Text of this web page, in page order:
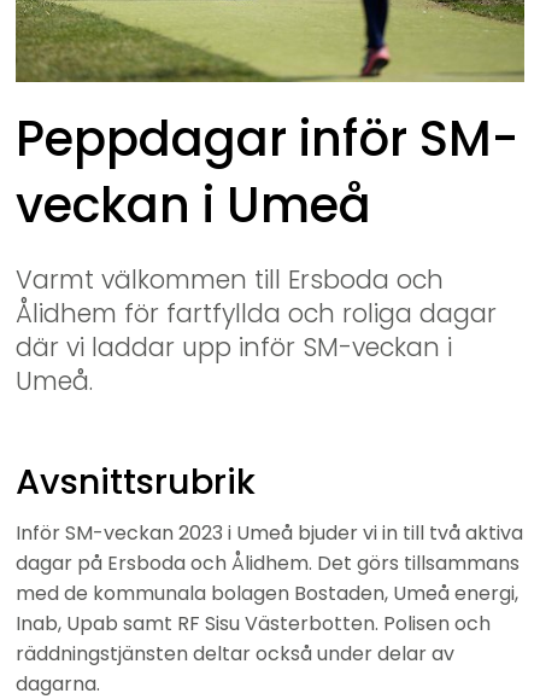
Peppdagar inför SM-
veckan i Umeå
Varmt välkommen till Ersboda och
Ålidhem för fartfyllda och roliga dagar
där vi laddar upp inför SM-veckan i
Umeå.
Avsnittsrubrik
Inför SM-veckan 2023 i Umeå bjuder vi in till två aktiva
dagar på Ersboda och Ålidhem. Det görs tillsammans
med de kommunala bolagen Bostaden, Umeå energi,
Inab, Upab samt RF Sisu Västerbotten. Polisen och
räddningstjänsten deltar också under delar av
dagarna.